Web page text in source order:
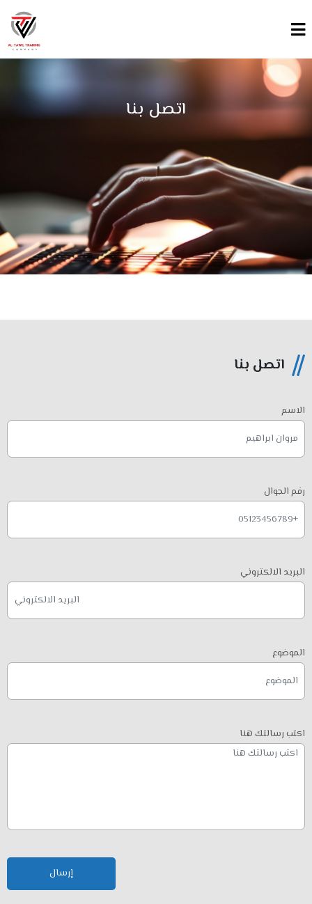
اتصل بنا
اتصل بنا
الاسم
رقم الجوال
البريد الالكتروني
الموضوع
اكتب رسالتك هنا